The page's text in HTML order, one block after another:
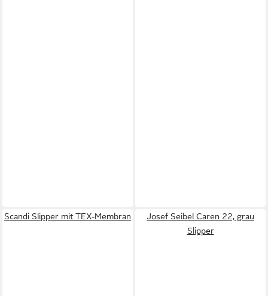
Scandi Slipper mit TEX-Membran
Josef Seibel Caren 22, grau
Slipper